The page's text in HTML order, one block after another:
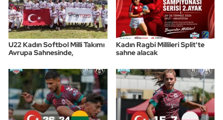
U22 Kadın Softbol Milli Takımı
Avrupa Sahnesinde,
Kadın Ragbi Millileri Split'te
sahne alacak